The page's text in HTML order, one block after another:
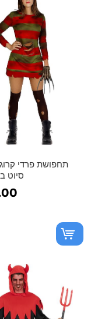
תחפושת פרדי
סיוט